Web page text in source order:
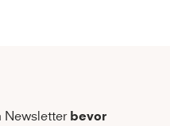
Newsletter bevor